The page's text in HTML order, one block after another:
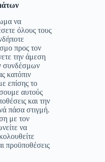
να
όλους τους
προς τον
την άμεση
συνδέσμων
κατόπιν
επίσης το
αυτούς
και την
πάσα στιγμή.
με τον
να
προϋποθέσεις